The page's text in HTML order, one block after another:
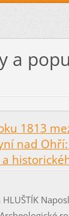
a
1813
nad